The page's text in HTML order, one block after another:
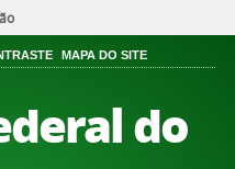
MAPA DO SITE
do